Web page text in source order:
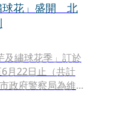
球花」盛開 北
及繡球花季」訂於
月22日止（共計
政府警察局為維